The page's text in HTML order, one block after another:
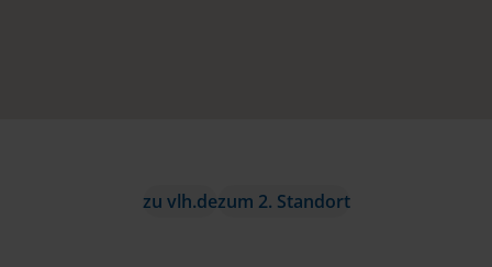
zu vlh.dezum 2. Standort